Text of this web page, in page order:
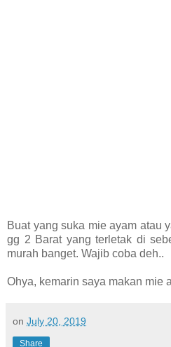
Buat yang suka mie ayam atau
gg 2 Barat yang terletak di
murah banget. Wajib coba deh..
Ohya, kemarin saya makan mie
on July 20, 2019
Share